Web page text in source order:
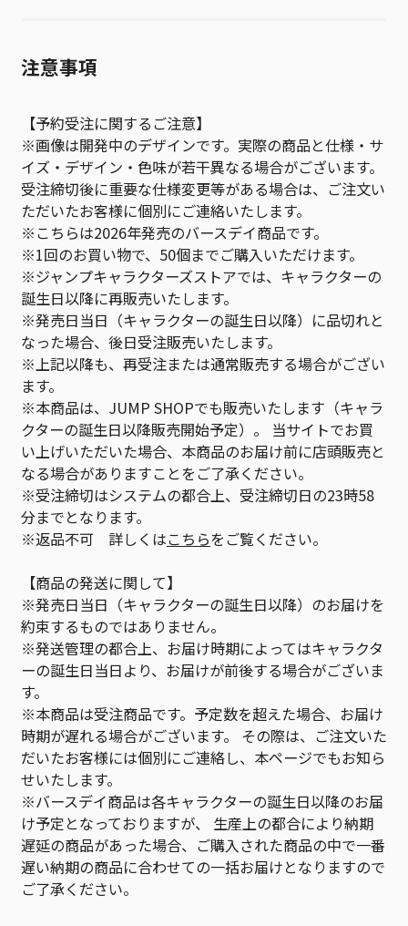
注意事項
【予約受注に関するご注意】
※画像は開発中のデザインです。実際の商品と仕様・サ
イズ・デザイン・色味が若干異なる場合がございます。
受注締切後に重要な仕様変更等がある場合は、ご注文い
ただいたお客様に個別にご連絡いたします。
※こちらは2026年発売のバースデイ商品です。
※1回のお買い物で、50個までご購入いただけます。
※ジャンプキャラクターズストアでは、キャラクターの
誕生日以降に再販売いたします。
※発売日当日（キャラクターの誕生日以降）に品切れと
なった場合、後日受注販売いたします。
※上記以降も、再受注または通常販売する場合がござい
ます。
※本商品は、JUMP SHOPでも販売いたします（キャラ
クターの誕生日以降販売開始予定）。 当サイトでお買
い上げいただいた場合、本商品のお届け前に店頭販売と
なる場合がありますことをご了承ください。
※受注締切はシステムの都合上、受注締切日の23時58
分までとなります。
※返品不可 詳しくはこちらをご覧ください。
【商品の発送に関して】
※発売日当日（キャラクターの誕生日以降）のお届けを
約束するものではありません。
※発送管理の都合上、お届け時期によってはキャラクタ
ーの誕生日当日より、お届けが前後する場合がございま
す。
※本商品は受注商品です。予定数を超えた場合、お届け
時期が遅れる場合がございます。 その際は、ご注文いた
だいたお客様には個別にご連絡し、本ページでもお知ら
せいたします。
※バースデイ商品は各キャラクターの誕生日以降のお届
け予定となっておりますが、 生産上の都合により納期
遅延の商品があった場合、ご購入された商品の中で一番
遅い納期の商品に合わせての一括お届けとなりますので
ご了承ください。